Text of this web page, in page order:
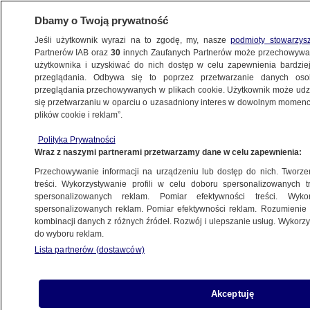
METEO
NAJNOWSZE
Węgrzy i Słowacy sprzątają po śnieżycach
16.03.2013, 21:44
Udostępnij
"To była Alaska w centrum Europy", mówią o
i prawie 300 tys. osób zostało pozbawionych
Dbamy o Twoją prywatność
Jeśli użytkownik wyrazi na to zgodę, my, naszepodmioty
Partnerów IAB oraz30 innych Zaufanych Partnerów może
użytkownika i uzyskiwać do nich dostęp w celu zapewnienia
przeglądania. Odbywa się to poprzez przetwarzanie danych
przeglądania przechowywanych w plikach cookie. Użytkownik może
się przetwarzaniu w oparciu o uzasadniony interes w dowolnym
plików cookie i reklam”.
Polityka Prywatności
Wraz z naszymi partnerami przetwarzamy dane w celu zapewnienia:
Przechowywanie informacji na urządzeniu lub dostęp do nich.
treści. Wykorzystywanie profili w celu doboru spersonalizowanych
spersonalizowanych reklam. Pomiar efektywności treści.
spersonalizowanych reklam. Pomiar efektywności reklam.
kombinacji danych z różnych źródeł. Rozwój i ulepszanie usług.
do wyboru reklam.
Lista partnerów (dostawców)
Akceptuję